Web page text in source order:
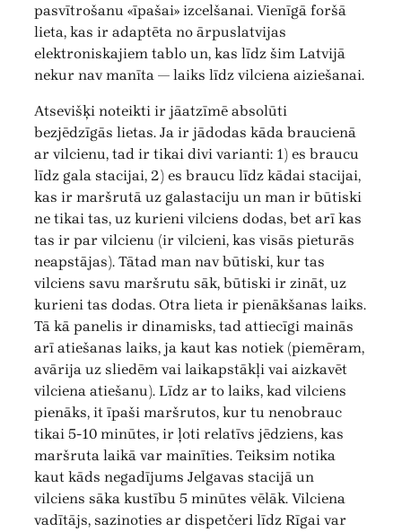
pasvītrošanu «īpašai» izcelšanai. Vienīgā foršā
lieta, kas ir adaptēta no ārpuslatvijas
elektroniskajiem tablo un, kas līdz šim Latvijā
nekur nav manīta — laiks līdz vilciena aiziešanai.
Atsevišķi noteikti ir jāatzīmē absolūti
bezjēdzīgās lietas. Ja ir jādodas kāda braucienā
ar vilcienu, tad ir tikai divi varianti: 1) es braucu
līdz gala stacijai, 2) es braucu līdz kādai stacijai,
kas ir maršrutā uz galastaciju un man ir būtiski
ne tikai tas, uz kurieni vilciens dodas, bet arī kas
tas ir par vilcienu (ir vilcieni, kas visās pieturās
neapstājas). Tātad man nav būtiski, kur tas
vilciens savu maršrutu sāk, būtiski ir zināt, uz
kurieni tas dodas. Otra lieta ir pienākšanas laiks.
Tā kā panelis ir dinamisks, tad attiecīgi mainās
arī atiešanas laiks, ja kaut kas notiek (piemēram,
avārija uz sliedēm vai laikapstākļi vai aizkavēt
vilciena atiešanu). Līdz ar to laiks, kad vilciens
pienāks, it īpaši maršrutos, kur tu nenobrauc
tikai 5-10 minūtes, ir ļoti relatīvs jēdziens, kas
maršruta laikā var mainīties. Teiksim notika
kaut kāds negadījums Jelgavas stacijā un
vilciens sāka kustību 5 minūtes vēlāk. Vilciena
vadītājs, sazinoties ar dispetčeri līdz Rīgai var